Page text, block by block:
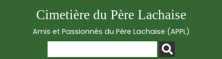
Cimetière du Père Lachaise
Amis et Passionnés du Père Lachaise (APPL)